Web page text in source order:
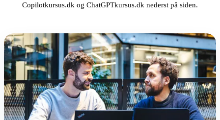
Copilotkursus.dk og ChatGPTkursus.dk nederst på siden.